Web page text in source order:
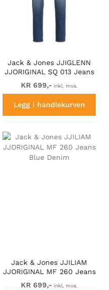
Jack & Jones JJIGLENN
JJORIGINAL SQ 013 Jeans
Blue Denim
KR 699,- inkl. mva.
Legg i handlekurven
Jack & Jones JJILIAM
JJORIGINAL MF 260 Jeans
Blue Denim
KR 699,- inkl. mva.